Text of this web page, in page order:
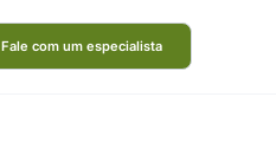
Fale com um especialista